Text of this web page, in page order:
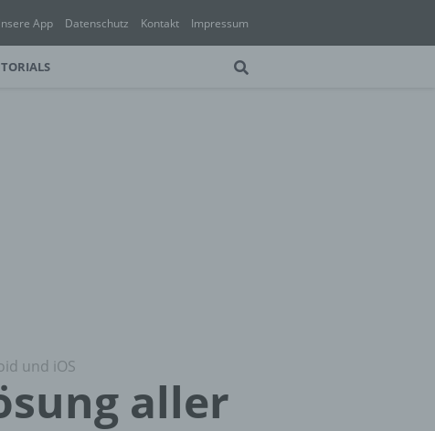
App Datenschutz Kontakt Impressum
und iOS
aller